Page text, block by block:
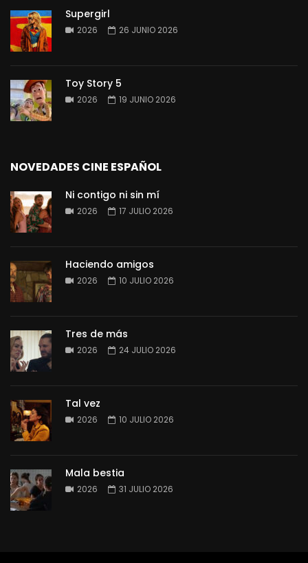
Supergirl
2026 26 JUNIO 2026
Toy Story 5
2026 19 JUNIO 2026
NOVEDADES CINE ESPAÑOL
Ni contigo ni sin mí
2026 17 JULIO 2026
Haciendo amigos
2026 10 JULIO 2026
Tres de más
2026 24 JULIO 2026
Tal vez
2026 10 JULIO 2026
Mala bestia
2026 31 JULIO 2026